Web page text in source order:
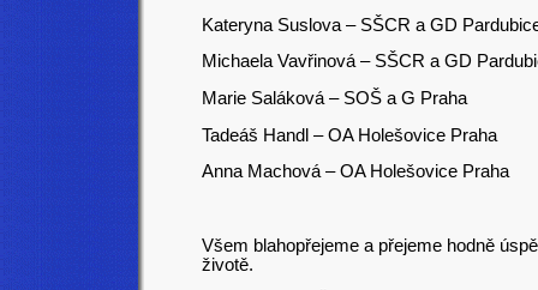
Kateryna Suslova – SŠCR a GD
Michaela Vavřinová – SŠCR a GD
Marie Saláková – SOŠ a G Praha
Tadeáš Handl – OA Holešovice Praha
Anna Machová – OA Holešovice Praha
Všem blahopřejeme a přejeme hodně
životě.